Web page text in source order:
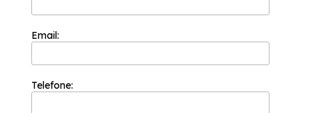
Email:
Telefone: